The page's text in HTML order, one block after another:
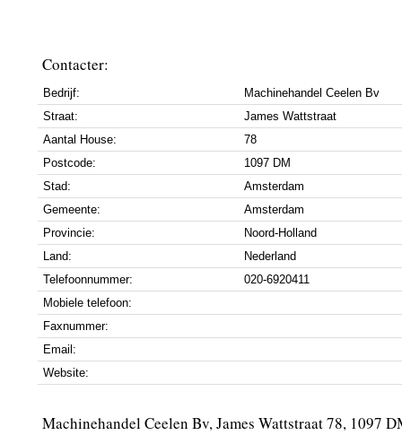
Contacter:
Bedrijf:
Machinehandel Ceelen Bv
Straat:
James Wattstraat
Aantal House:
78
Postcode:
1097 DM
Stad:
Amsterdam
Gemeente:
Amsterdam
Provincie:
Noord-Holland
Land:
Nederland
Telefoonnummer:
020-6920411
Mobiele telefoon:
Faxnummer:
Email:
Website:
Machinehandel Ceelen Bv, James Wattstraat 78, 1097